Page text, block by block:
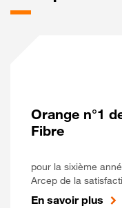
Orange n°1
Fibre
pour la sixième
Arcep de la
En savoir plus